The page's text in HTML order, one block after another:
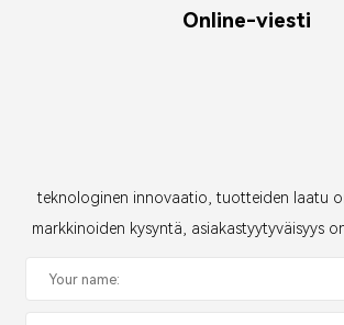
Online-viesti
teknologinen innovaatio, tuotteiden laatu
markkinoiden kysyntä, asiakastyytyväisyys